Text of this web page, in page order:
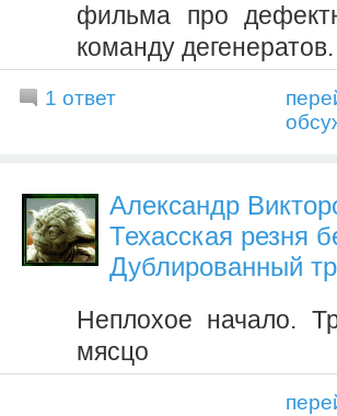
фильма про
команду дегенератов.
1 ответ
Александр
Техасская резня
Дублированный
Неплохое начало.
мясцо